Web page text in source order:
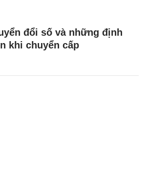
đổi số và những định
khi chuyển cấp